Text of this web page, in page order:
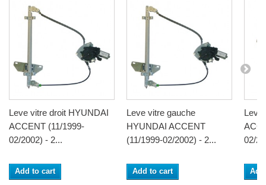
Leve vitre droit HYUNDAI
ACCENT (11/1999-
02/2002) - 2...
Add to cart
Leve vitre gauche
HYUNDAI ACCENT
(11/1999-02/2002) - 2...
Add to cart
Leve
02/